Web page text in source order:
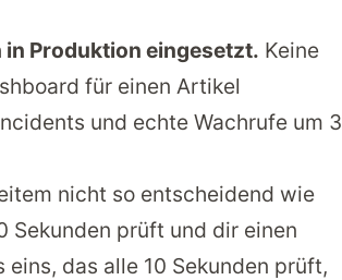
in Produktion eingesetzt. Keine
für einen Artikel
und echte Wachrufe um 3
nicht so entscheidend wie
Sekunden prüft und dir einen
das alle 10 Sekunden prüft,